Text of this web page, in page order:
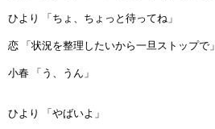
ひより 「ちょ、ちょっと待ってね」
恋 「状況を整理したいから一旦ストップで」
小春 「う、うん」
ひより 「やばいよ」